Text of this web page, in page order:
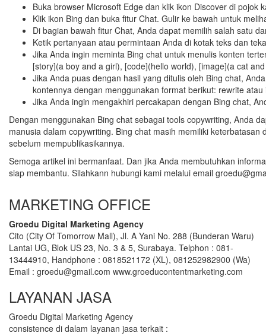
Buka browser Microsoft Edge dan klik ikon Discover di
Klik ikon Bing dan buka fitur Chat. Gulir ke bawah untuk
Di bagian bawah fitur Chat, Anda dapat memilih salah satu
Ketik pertanyaan atau permintaan Anda di kotak teks dan
Jika Anda ingin meminta Bing chat untuk menulis konten
[story](a boy and a girl), [code](hello world), [image](a cat
Jika Anda puas dengan hasil yang ditulis oleh Bing chat,
kontennya dengan menggunakan format berikut: rewrite
Jika Anda ingin mengakhiri percakapan dengan Bing chat,
Dengan menggunakan Bing chat sebagai tools copywriting, Anda
manusia dalam copywriting. Bing chat masih memiliki
sebelum mempublikasikannya.
Semoga artikel ini bermanfaat. Dan jika Anda membutuhkan
siap membantu. Silahkann hubungi kami melalui email
MARKETING OFFICE
Groedu Digital Marketing Agency
Cito (City Of Tomorrow Mall), Jl. A Yani No. 288 (Bunderan Waru)
Lantai UG, Blok US 23, No. 3 & 5, Surabaya. Telphon : 081-
13444910, Handphone : 0818521172 (XL), 081252982900 (Wa)
Email : groedu@gmail.com www.groeducontentmarketing.com
LAYANAN JASA
Groedu Digital Marketing Agency
consistence di dalam layanan jasa terkait :